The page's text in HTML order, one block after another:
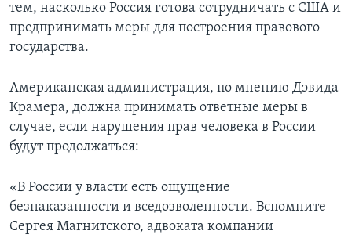
тем, насколько Россия готова сотрудничать с США и
предпринимать меры для построения правового
государства.
Американская администрация, по мнению Дэвида
Крамера, должна принимать ответные меры в
случае, если нарушения прав человека в России
будут продолжаться:
«В России у власти есть ощущение
безнаказанности и вседозволенности. Вспомните
Сергея Магнитского, адвоката компании